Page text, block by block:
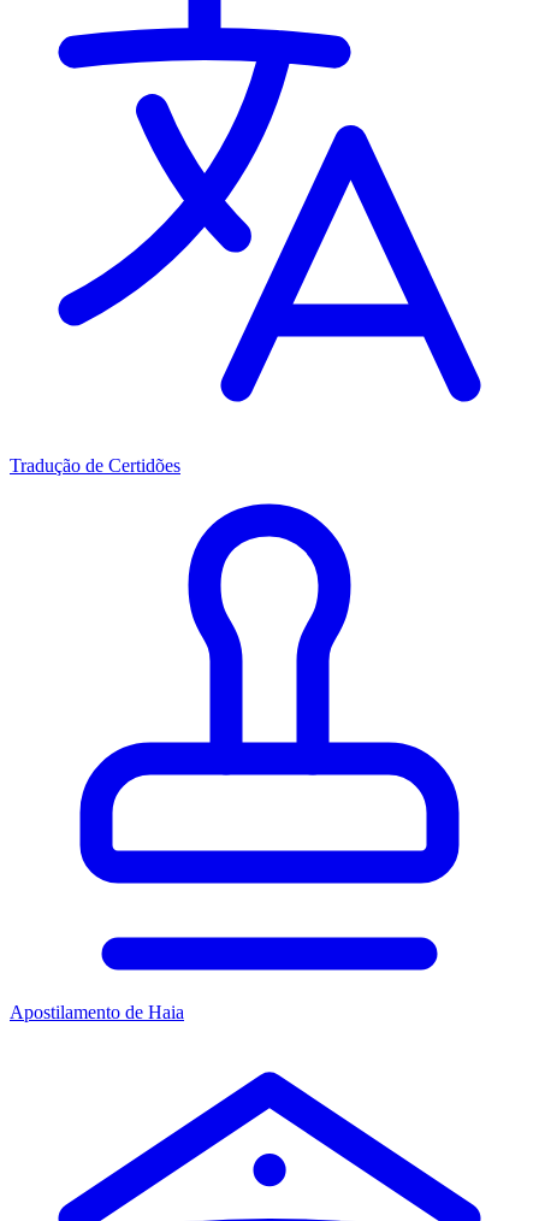
Tradução de Certidões
Apostilamento de Haia